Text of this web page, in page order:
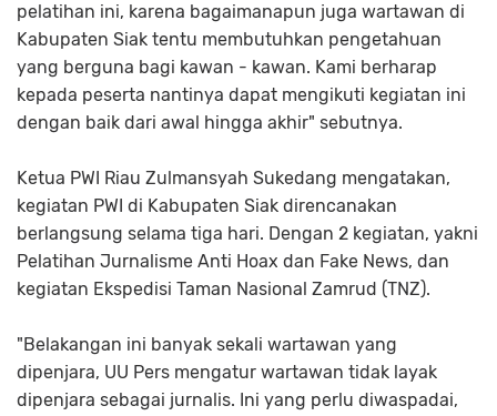
pelatihan ini, karena bagaimanapun juga wartawan di
Kabupaten Siak tentu membutuhkan pengetahuan
yang berguna bagi kawan - kawan. Kami berharap
kepada peserta nantinya dapat mengikuti kegiatan ini
dengan baik dari awal hingga akhir" sebutnya.
Ketua PWI Riau Zulmansyah Sukedang mengatakan,
kegiatan PWI di Kabupaten Siak direncanakan
berlangsung selama tiga hari. Dengan 2 kegiatan, yakni
Pelatihan Jurnalisme Anti Hoax dan Fake News, dan
kegiatan Ekspedisi Taman Nasional Zamrud (TNZ).
"Belakangan ini banyak sekali wartawan yang
dipenjara, UU Pers mengatur wartawan tidak layak
dipenjara sebagai jurnalis. Ini yang perlu diwaspadai,